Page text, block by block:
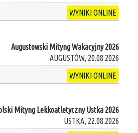
WYNIKI ONLINE
Augustowski Mityng Wakacyjny 2026
AUGUSTÓW, 20.08.2026
WYNIKI ONLINE
Mityng Lekkoatletyczny Ustka 2026
USTKA, 22.08.2026